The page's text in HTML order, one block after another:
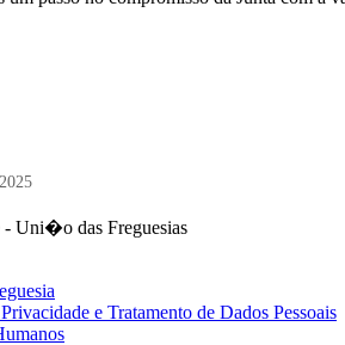
e Tratamento de Dados Pessoais